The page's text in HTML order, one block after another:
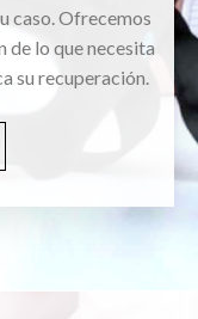
caso. Ofrecemos
de lo que necesita
su recuperación.